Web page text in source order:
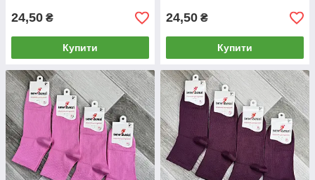
24,50 ₴
Купити
24,50 ₴
Купити